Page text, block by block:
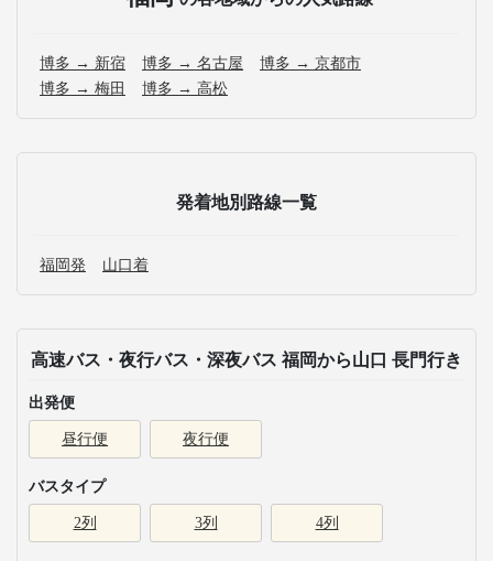
博多 → 新宿 博多 → 名古屋
博多 → 京都市
博多 → 梅田
博多 → 高松
発着地別路線一覧
福岡発 山口着
高速バス・夜行バス・深夜バス 福岡から山口 長門行き
出発便
昼行便 夜行便
バスタイプ
2列 3列 4列